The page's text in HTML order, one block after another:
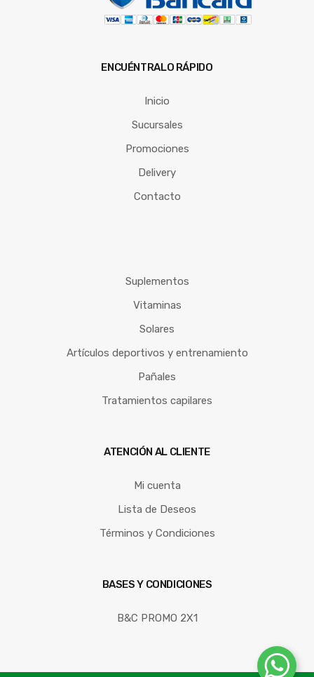
ENCUÉNTRALO RÁPIDO
Inicio
Sucursales
Promociones
Delivery
Contacto
Suplementos
Vitaminas
Solares
Artículos deportivos y entrenamiento
Pañales
Tratamientos capilares
ATENCIÓN AL CLIENTE
Mi cuenta
Lista de Deseos
Términos y Condiciones
BASES Y CONDICIONES
B&C PROMO 2X1